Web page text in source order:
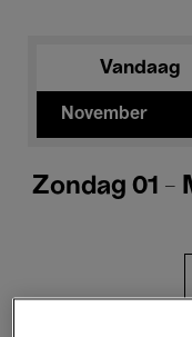
Vandaag
November
Zondag 01 -